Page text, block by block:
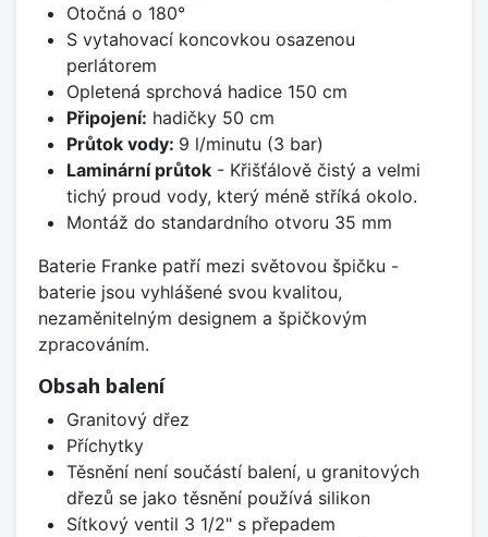
Otočná o 180°
S vytahovací koncovkou osazenou
perlátorem
Opletená sprchová hadice 150 cm
Připojení: hadičky 50 cm
Průtok vody: 9 l/minutu (3 bar)
Laminární průtok- Křišťálově čistý a velmi
tichý proud vody, který méně stříká okolo.
Montáž do standardního otvoru 35 mm
Baterie Franke patří mezi světovou špičku -
baterie jsou vyhlášené svou kvalitou,
nezaměnitelným designem a špičkovým
zpracováním.
Obsah balení
Granitový dřez
Příchytky
Těsnění není součástí balení, u granitových
dřezů se jako těsnění používá silikon
Sítkový ventil 3 1/2" s přepadem